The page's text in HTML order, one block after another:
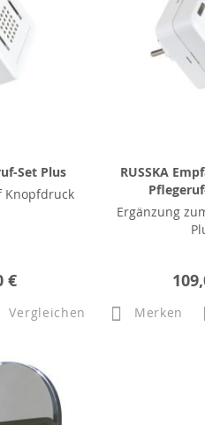
Set Plus
Knopfdruck
€
Vergleichen
RUSSKA
Ergänzung
Merken